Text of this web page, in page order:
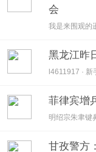
会
我是来围观的
黑龙江昨
l4611917 ·
菲律宾
明绍宗朱聿键
甘孜警方